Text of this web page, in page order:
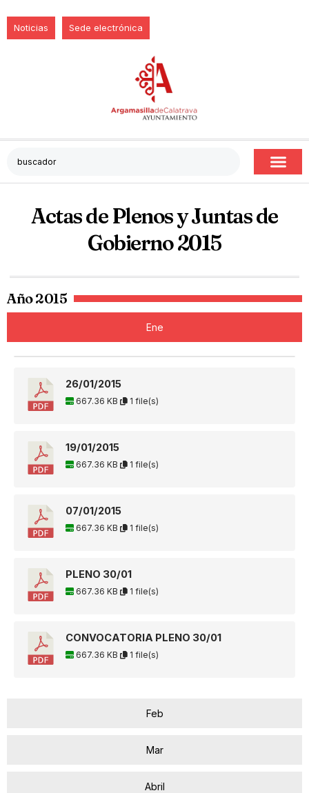
Noticias Sede electrónica
Actas de Plenos y Juntas de
Gobierno 2015
Año 2015
Ene
Feb
Mar
Abril
26/01/2015
667.36 KB 1 file(s)
19/01/2015
667.36 KB 1 file(s)
07/01/2015
667.36 KB 1 file(s)
PLENO 30/01
667.36 KB 1 file(s)
CONVOCATORIA PLENO 30/01
667.36 KB 1 file(s)